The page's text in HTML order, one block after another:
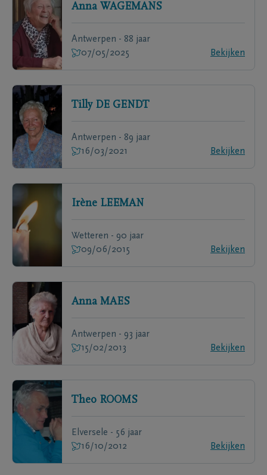
Anna WAGEMANS
Antwerpen - 88 jaar
07/05/2025
Bekijken
Tilly DE GENDT
Antwerpen - 89 jaar
16/03/2021
Bekijken
Irène LEEMAN
Wetteren - 90 jaar
09/06/2015
Bekijken
Anna MAES
Antwerpen - 93 jaar
15/02/2013
Bekijken
Theo ROOMS
Elversele - 56 jaar
16/10/2012
Bekijken